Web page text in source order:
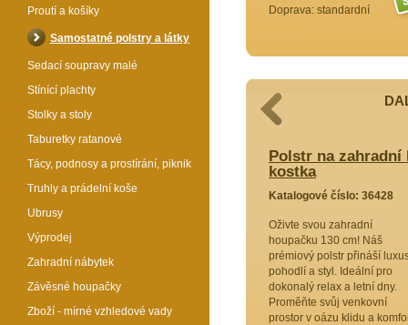
Doprava: standardní
houpačku 130 cm - látka žlutý
šíře
pohodlí
Polstr na zahradní
kostka
Katalogové číslo: 36428
Oživte svou zahradní
houpačku 130 cm! Náš
prémiový polstr přináší
pohodlí a styl. Ideální pro
dokonalý relax a letní dny.
Proměňte svůj venkovní
prostor v oázu klidu a
Proutí a košíky
Samostatné polstry a látky
Sedací soupravy malé
Stínící plachty
Stolky a stoly
Taburetky ratanové
Tácy, podnosy a prostírání, piknik
Truhly a prádelní koše
Ubrusy
Výprodej
Zahradní nábytek
Závěsné houpačky
Zboží - mírné vzhledové vady